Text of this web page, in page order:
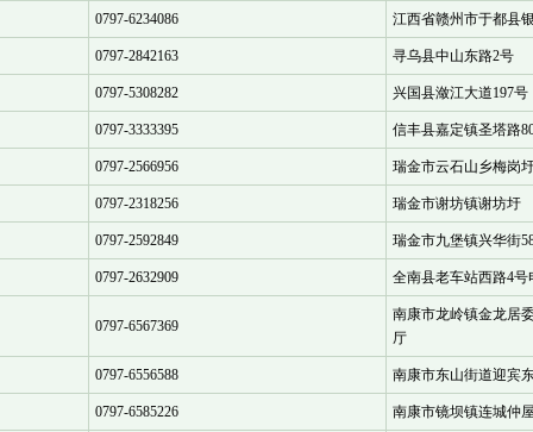
0797-6234086 江西省赣州市于都县
0797-2842163 寻乌县中山东路2号
0797-5308282 兴国县潋江大道197号
0797-3333395 信丰县嘉定镇圣塔路
0797-2566956 瑞金市云石山乡梅岗
0797-2318256 瑞金市谢坊镇谢坊圩
0797-2592849 瑞金市九堡镇兴华街
0797-2632909 全南县老车站西路4号
0797-6567369
南康市龙岭镇金龙居
厅
0797-6556588 南康市东山街道迎宾
0797-6585226 南康市镜坝镇连城仲